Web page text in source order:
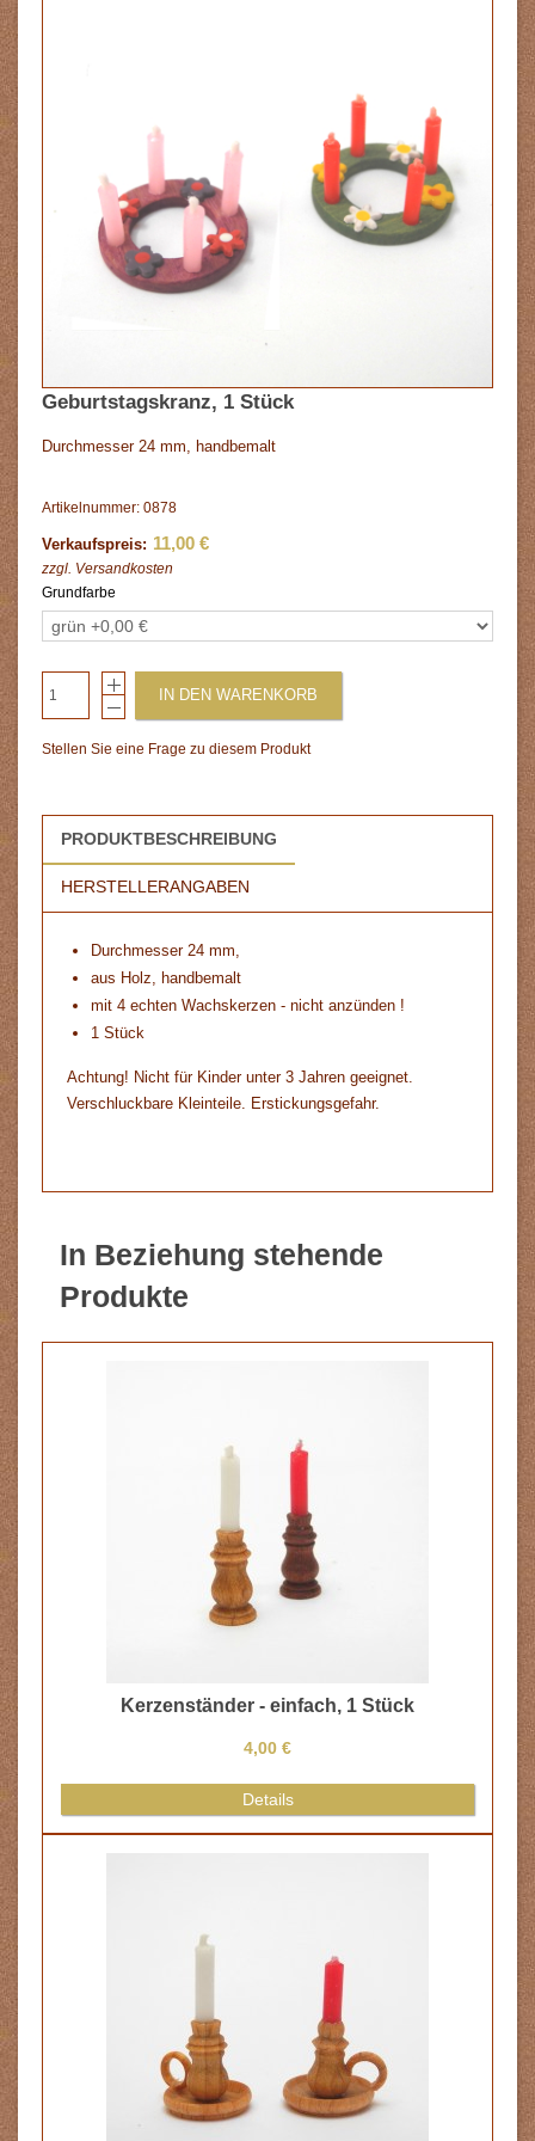
Geburtstagskranz, 1 Stück
Durchmesser 24 mm, handbemalt
Artikelnummer: 0878
Verkaufspreis: 11,00 €
zzgl. Versandkosten
Grundfarbe
IN DEN WARENKORB
Stellen Sie eine Frage zu diesem Produkt
PRODUKTBESCHREIBUNG
HERSTELLERANGABEN
Durchmesser 24 mm,
aus Holz, handbemalt
mit 4 echten Wachskerzen - nicht anzünden !
1 Stück
Achtung! Nicht für Kinder unter 3 Jahren geeignet.
Verschluckbare Kleinteile. Erstickungsgefahr.
In Beziehung stehende
Produkte
- einfach, 1 Stück
€